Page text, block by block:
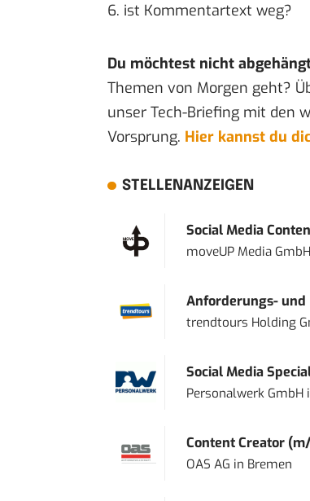
6. ist Kommentartext weg?
Du möchtest nicht
Themen von Morgen geht?
unser Tech-Briefing mit den
Vorsprung. Hier kannst du
STELLENANZEIGEN
Social Media
moveUP Media GmbH
Anforderungs- und
trendtours Holding
Social Media
Personalwerk GmbH
Content Creator
OAS AG in Bremen